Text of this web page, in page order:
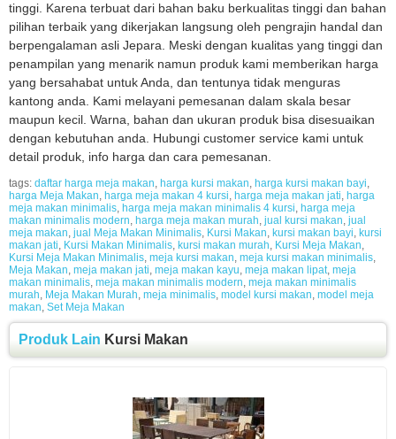
tinggi. Karena terbuat dari bahan baku berkualitas tinggi dan bahan
pilihan terbaik yang dikerjakan langsung oleh pengrajin handal dan
berpengalaman asli Jepara. Meski dengan kualitas yang tinggi dan
penampilan yang menarik namun produk kami memberikan harga
yang bersahabat untuk Anda, dan tentunya tidak menguras
kantong anda. Kami melayani pemesanan dalam skala besar
maupun kecil. Warna, bahan dan ukuran produk bisa disesuaikan
dengan kebutuhan anda. Hubungi customer service kami untuk
detail produk, info harga dan cara pemesanan.
tags: daftar harga meja makan, harga kursi makan, harga kursi makan bayi,
harga Meja Makan, harga meja makan 4 kursi, harga meja makan jati, harga
meja makan minimalis, harga meja makan minimalis 4 kursi, harga meja
makan minimalis modern, harga meja makan murah, jual kursi makan, jual
meja makan, jual Meja Makan Minimalis, Kursi Makan, kursi makan bayi, kursi
makan jati, Kursi Makan Minimalis, kursi makan murah, Kursi Meja Makan,
Kursi Meja Makan Minimalis, meja kursi makan, meja kursi makan minimalis,
Meja Makan, meja makan jati, meja makan kayu, meja makan lipat, meja
makan minimalis, meja makan minimalis modern, meja makan minimalis
murah, Meja Makan Murah, meja minimalis, model kursi makan, model meja
makan, Set Meja Makan
Produk Lain Kursi Makan